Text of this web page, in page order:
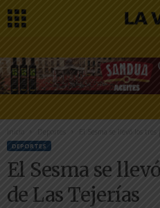
Inicio El Sesma se llevó los
DEPORTES
El Sesma se
de Las Tejerías